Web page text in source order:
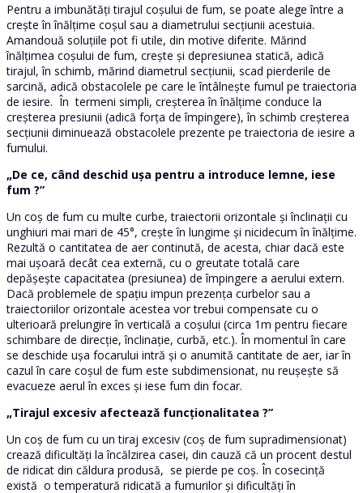
Pentru a imbunătăți tirajul coșului de fum, se poate alege între a
crește în înălțime coșul sau a diametrului secțiunii acestuia.
Amandouă soluțiile pot fi utile, din motive diferite. Mărind
înălțimea coșului de fum, crește și depresiunea statică, adică
tirajul, în schimb, mărind diametrul secțiunii, scad pierderile de
sarcină, adică obstacolele pe care le întâlnește fumul pe traiectoria
de iesire. În termeni simpli, creșterea în înălțime conduce la
creșterea presiunii (adică forța de împingere), în schimb creșterea
secțiunii diminuează obstacolele prezente pe traiectoria de iesire a
fumului.
„De ce, când deschid ușa pentru a introduce lemne, iese
fum ?”
Un coș de fum cu multe curbe, traiectorii orizontale și înclinații cu
unghiuri mai mari de 45°, crește în lungime și nicidecum în înălțime.
Rezultă o cantitatea de aer continută, de acesta, chiar dacă este
mai ușoară decât cea externă, cu o greutate totală care
depășește capacitatea (presiunea) de împingere a aerului extern.
Dacă problemele de spațiu impun prezența curbelor sau a
traiectoriilor orizontale acestea vor trebui compensate cu o
ulterioară prelungire în verticală a coșului (circa 1m pentru fiecare
schimbare de direcție, înclinație, curbă, etc.). În momentul în care
se deschide ușa focarului intră și o anumită cantitate de aer, iar în
cazul în care coșul de fum este subdimensionat, nu reușește să
evacueze aerul în exces și iese fum din focar.
„Tirajul excesiv afectează funcționalitatea ?”
Un coș de fum cu un tiraj excesiv (coș de fum supradimensionat)
crează dificultăți la încălzirea casei, din cauză că un procent destul
de ridicat din căldura produsă, se pierde pe coș. În cosecință
există o temperatură ridicată a fumurilor și dificultăți în